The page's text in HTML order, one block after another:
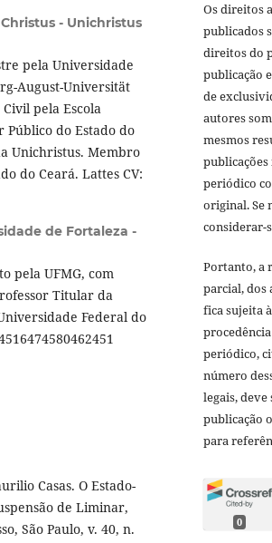
- Unichristus
pela Universidade
August-Universität
pela Escola
do Estado do
Unichristus. Membro
do Ceará. Lattes CV:
de Fortaleza -
pela UFMG, com
Titular da
Federal do
Casas. O Estado-
de Liminar,
São Paulo, v. 40, n.
Os direitos
publicados
direitos do
publicação
de
autores
mesmos
periódico
original. Se
considerar-
Portanto, a
parcial, dos
fica sujeita
periódico,
número
legais, deve
publicação
para
0